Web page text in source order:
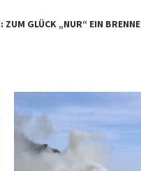
ZUM GLÜCK „NUR“ EIN